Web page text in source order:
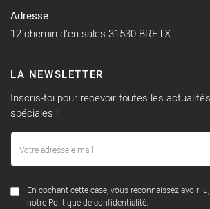
Adresse
12 chemin d'en sales 31530 BRETX
LA NEWSLETTER
Inscris-toi pour recevoir toutes les
spéciales !
En cochant cette case, vous reconnaissez avoir
notre Politique de confidentialité.